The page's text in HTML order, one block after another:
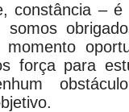
constância –
força para